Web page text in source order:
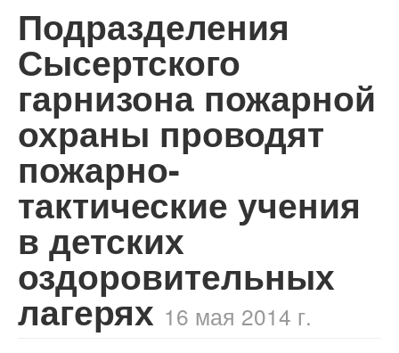
Подразделения
Сысертского
гарнизона пожарной
охраны проводят
пожарно-
тактические учения
в детских
оздоровительных
лагерях 16 мая 2014 г.